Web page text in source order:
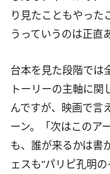
り見たこともやった
うっていうのは正直
台本を見た段階では
トーリーの主軸に
んですが、映画で言
ーン。「次はこのア
も、誰が来るかは書
ェスも“パリピ孔明